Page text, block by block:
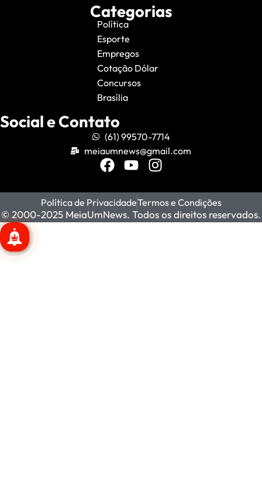
Categorias
Política
Esporte
Empregos
Cotação Dólar
Concursos
Brasília
Social e Contato
(61) 99570-7714
meiaumnews@gmail.com
Política de PrivacidadeTermos e Condições
© 2000-2025 MeiaUmNews. Todos os direitos reservados.